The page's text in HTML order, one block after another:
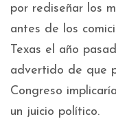
por rediseñar los
antes de los
Texas el año
advertido de que
Congreso
un juicio político.